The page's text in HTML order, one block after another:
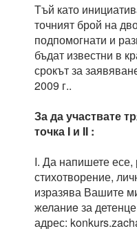
Тъй като
точният брой на
подпомогнати и
бъдат известни в
срокът за
2009 г..
За да участвате
точка I и II :
I. Да напишете есе,
стихотворение,
изразява Вашите
желаниe за
адрес: